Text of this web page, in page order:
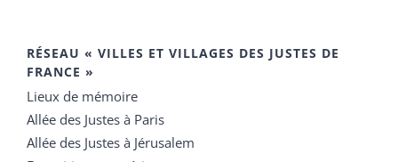
RÉSEAU « VILLES ET VILLAGES DES JUSTES DE
FRANCE »
Lieux de mémoire
Allée des Justes à Paris
Allée des Justes à Jérusalem